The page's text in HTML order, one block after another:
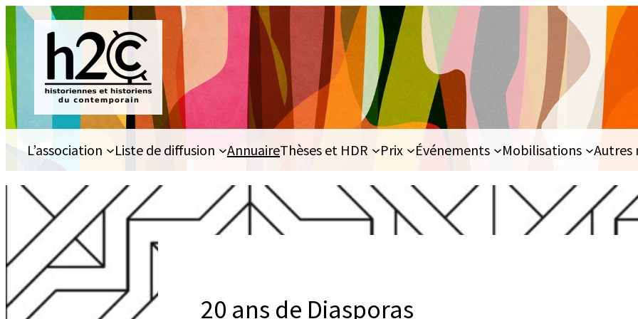
Aller
au
contenu
L’association Liste de diffusion AnnuaireThèses et HDR Prix Événements Mobilisations Autres
20 ans de Diasporas